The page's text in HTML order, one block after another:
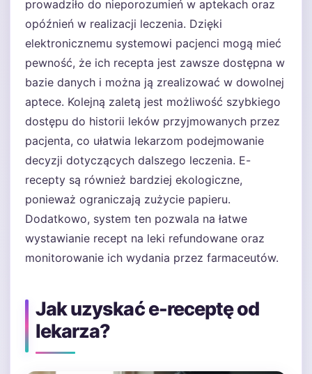
prowadziło do nieporozumień w aptekach oraz
opóźnień w realizacji leczenia. Dzięki
elektronicznemu systemowi pacjenci mogą mieć
pewność, że ich recepta jest zawsze dostępna w
bazie danych i można ją zrealizować w dowolnej
aptece. Kolejną zaletą jest możliwość szybkiego
dostępu do historii leków przyjmowanych przez
pacjenta, co ułatwia lekarzom podejmowanie
decyzji dotyczących dalszego leczenia. E-
recepty są również bardziej ekologiczne,
ponieważ ograniczają zużycie papieru.
Dodatkowo, system ten pozwala na łatwe
wystawianie recept na leki refundowane oraz
monitorowanie ich wydania przez farmaceutów.
Jak uzyskać e-receptę od
lekarza?